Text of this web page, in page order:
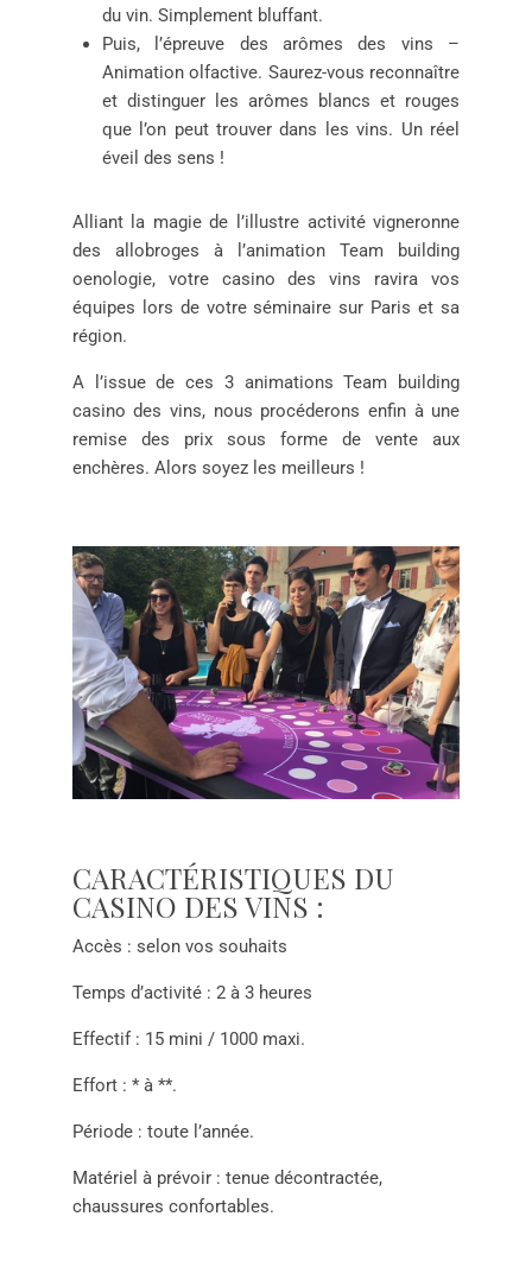
du vin. Simplement bluffant.
Puis, l’épreuve des arômes des vins –
Animation olfactive. Saurez-vous reconnaître
et distinguer les arômes blancs et rouges
que l’on peut trouver dans les vins. Un réel
éveil des sens !
Alliant la magie de l’illustre activité vigneronne
des allobroges à l’animation Team building
oenologie, votre casino des vins ravira vos
équipes lors de votre séminaire sur Paris et sa
région.
A l’issue de ces 3 animations Team building
casino des vins, nous procéderons enfin à une
remise des prix sous forme de vente aux
enchères. Alors soyez les meilleurs !
CARACTÉRISTIQUES DU
CASINO DES VINS :
Accès : selon vos souhaits
Temps d’activité : 2 à 3 heures
Effectif : 15 mini / 1000 maxi.
Effort : * à **.
Période : toute l’année.
Matériel à prévoir : tenue décontractée,
chaussures confortables.